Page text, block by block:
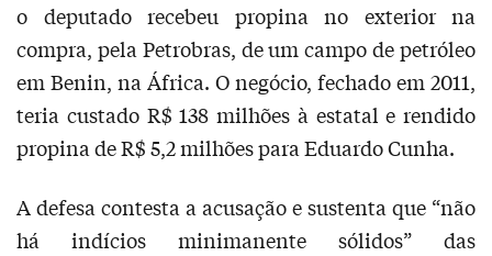
o deputado recebeu propina no exterior na
compra, pela Petrobras, de um campo de petróleo
em Benin, na África. O negócio, fechado em 2011,
teria custado R$ 138 milhões à estatal e rendido
propina de R$ 5,2 milhões para Eduardo Cunha.
A defesa contesta a acusação e sustenta que “não
há indícios minimanente sólidos” das